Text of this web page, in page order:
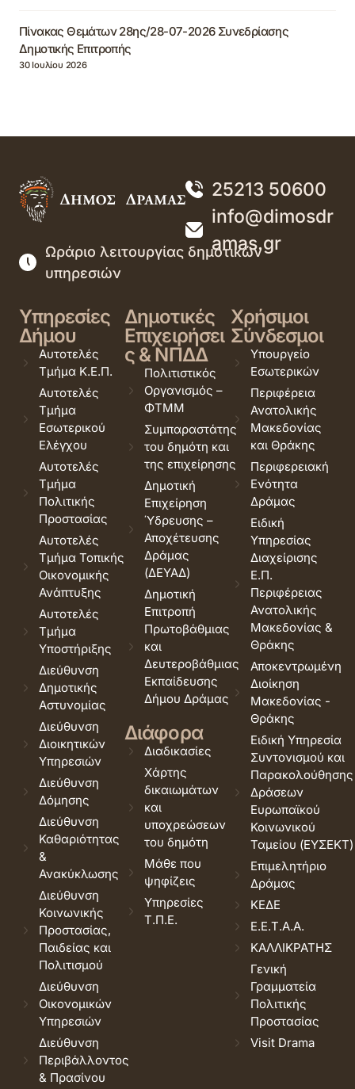
Πίνακας Θεμάτων 28ης/28-07-2026 Συνεδρίασης
Δημοτικής Επιτροπής
30 Ιουλίου 2026
25213 50600
info@dimosdr
amas.gr
Ωράριο λειτουργίας δημοτικών
υπηρεσιών
Υπηρεσίες
Δήμου
Αυτοτελές
Τμήμα Κ.Ε.Π.
Αυτοτελές
Τμήμα
Εσωτερικού
Ελέγχου
Αυτοτελές
Τμήμα
Πολιτικής
Προστασίας
Αυτοτελές
Τμήμα Τοπικής
Οικονομικής
Ανάπτυξης
Αυτοτελές
Τμήμα
Υποστήριξης
Διεύθυνση
Δημοτικής
Αστυνομίας
Διεύθυνση
Διοικητικών
Υπηρεσιών
Διεύθυνση
Δόμησης
Διεύθυνση
Καθαριότητας
&
Ανακύκλωσης
Διεύθυνση
Κοινωνικής
Προστασίας,
Παιδείας και
Πολιτισμού
Διεύθυνση
Οικονομικών
Υπηρεσιών
Διεύθυνση
Περιβάλλοντος
& Πρασίνου
Δημοτικές
Επιχειρήσει
ς & ΝΠΔΔ
Πολιτιστικός
Οργανισμός –
ΦΤΜΜ
Συμπαραστάτης
του δημότη και
της επιχείρησης
Δημοτική
Επιχείρηση
Ύδρευσης –
Αποχέτευσης
Δράμας
(ΔΕΥΑΔ)
Δημοτική
Επιτροπή
Πρωτοβάθμιας
και
Δευτεροβάθμιας
Εκπαίδευσης
Δήμου Δράμας
Διάφορα
Διαδικασίες
Χάρτης
δικαιωμάτων
και
υποχρεώσεων
του δημότη
Μάθε που
ψηφίζεις
Υπηρεσίες
Τ.Π.Ε.
Χρήσιμοι
Σύνδεσμοι
Υπουργείο
Εσωτερικών
Περιφέρεια
Ανατολικής
Μακεδονίας
και Θράκης
Περιφερειακή
Ενότητα
Δράμας
Ειδική
Υπηρεσίας
Διαχείρισης
Ε.Π.
Περιφέρειας
Ανατολικής
Μακεδονίας &
Θράκης
Αποκεντρωμένη
Διοίκηση
Μακεδονίας -
Θράκης
Ειδική Υπηρεσία
Συντονισμού και
Παρακολούθησης
Δράσεων
Ευρωπαϊκού
Κοινωνικού
Ταμείου (ΕΥΣΕΚΤ)
Επιμελητήριο
Δράμας
ΚΕΔΕ
Ε.Ε.Τ.Α.Α.
ΚΑΛΛΙΚΡΑΤΗΣ
Γενική
Γραμματεία
Πολιτικής
Προστασίας
Visit Drama